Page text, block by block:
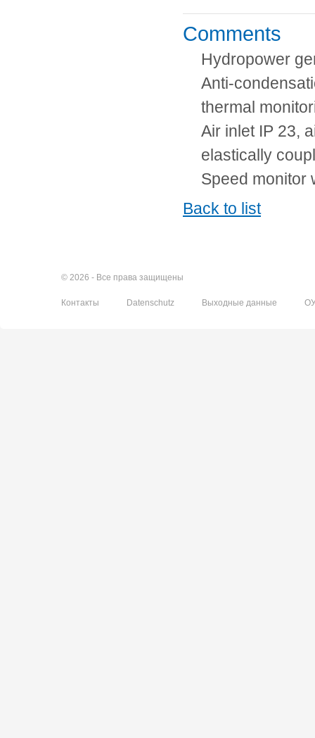
Comments
Hydropower
Anti-
thermal
Air inlet IP 23,
elastically
Speed monitor
Back to list
© 2026 - Все права защищены
Контакты Datenschutz Выходные данные